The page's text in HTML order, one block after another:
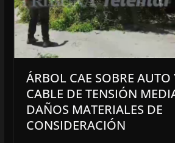
ÁRBOL CAE SOBRE AUTO
CABLE DE TENSIÓN
DAÑOS MATERIALES DE
CONSIDERACIÓN